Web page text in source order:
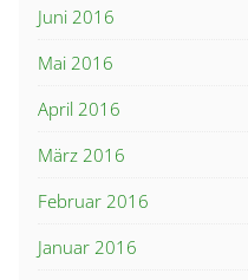
Juni 2016
Mai 2016
April 2016
März 2016
Februar 2016
Januar 2016